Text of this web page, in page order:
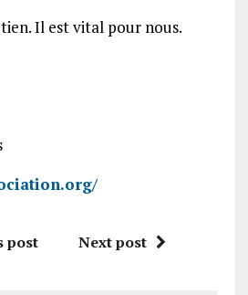
Il est vital pour nous.
post Next post